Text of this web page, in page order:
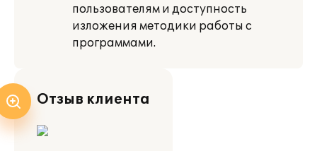
пользователям и доступность
изложения методики работы с
программами.
Отзыв клиента